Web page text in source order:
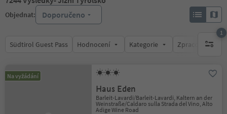
Objednat: Doporučeno
Südtirol Guest Pass Hodnocení Kategorie Zpracovává
1
1
Na vyžádání
Haus Eden
Barleit-Lavardi/Barleit-Lavardi, Kaltern an der
Weinstraße/Caldaro sulla Strada del Vino, Alto
Adige Wine Road